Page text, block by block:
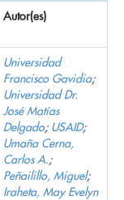
Autor(es)
Universidad
Francisco Gavidia;
Universidad Dr.
José Matías
Delgado; USAID;
Umaña Cerna,
Carlos A.;
Peñailillo, Miguel;
Iraheta, May Evelyn